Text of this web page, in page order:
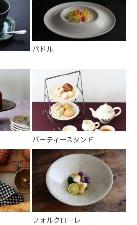
パドル
パーティースタンド
フォルクローレ